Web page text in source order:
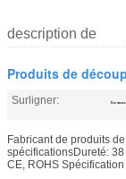
description de
Produits de
Surligner: Éva
Fabricant de produits
spécificationsDureté:
CE, ROHS